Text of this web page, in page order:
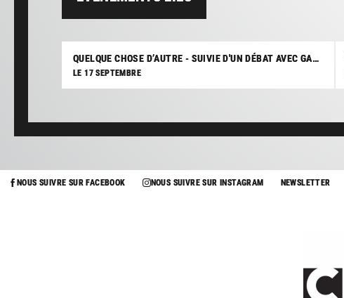
QUELQUE CHOSE D’AUTRE - SUIVIE D'UN DÉBAT AVEC GARANCE FROMONT, SPÉCIALISTE EN NOUVELLE VAGUE TCHÉCOSLOVAQUE.
LE 17 SEPTEMBRE
NOUS SUIVRE SUR FACEBOOK NOUS SUIVRE SUR INSTAGRAM NEWSLETTER